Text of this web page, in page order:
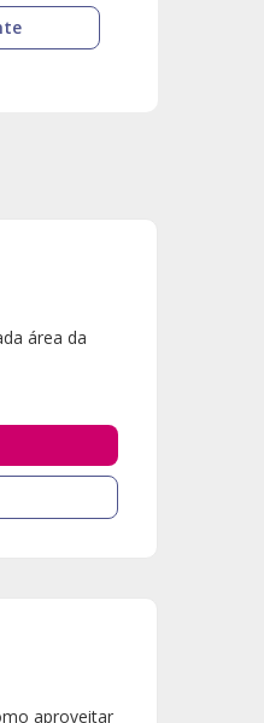
área da
aproveitar